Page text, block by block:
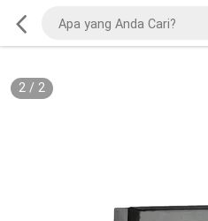
2/ 2